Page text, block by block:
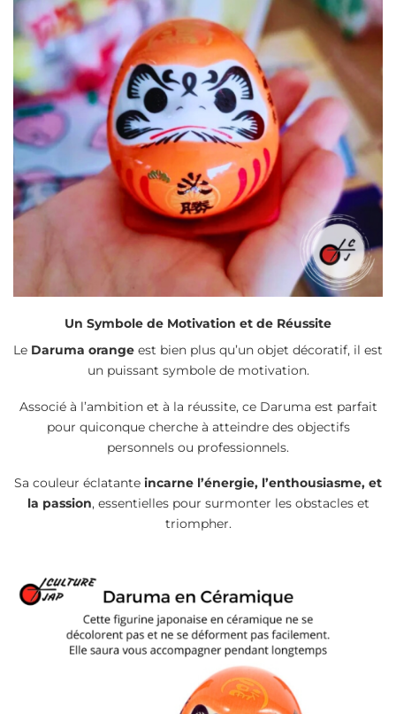
Un Symbole de Motivation et de Réussite
Le Daruma orange est bien plus qu’un objet décoratif, il est
un puissant symbole de motivation.
Associé à l’ambition et à la réussite, ce Daruma est parfait
pour quiconque cherche à atteindre des objectifs
personnels ou professionnels.
Sa couleur éclatante incarne l’énergie, l’enthousiasme, et
la passion, essentielles pour surmonter les obstacles et
triompher.